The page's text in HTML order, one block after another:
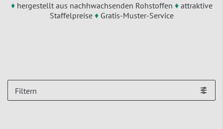
♦hergestellt aus nachhwachsenden Rohstoffen ♦attraktive
Staffelpreise ♦Gratis-Muster-Service
Filtern